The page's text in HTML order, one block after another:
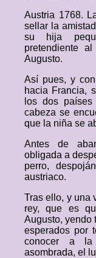
Austria 1768.
sellar la
su hija
pretendiente
Augusto.
Así pues, y
hacia Francia,
los dos
cabeza se
que la niña se
Antes de
obligada a
perro,
austriaco.
Tras ello, y una
rey, que es
Augusto, yendo
esperados por
conocer a la
asombrada, el